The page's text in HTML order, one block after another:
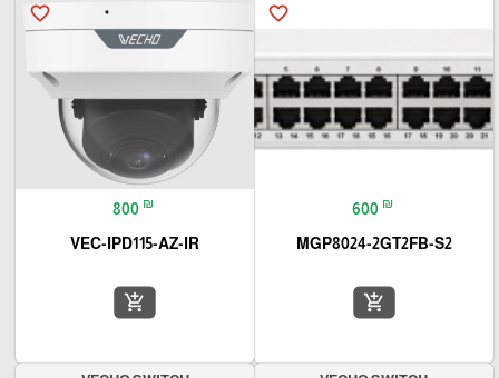
favorite_border
600 ₪
MGP8024-2GT2FB-S2
add_shopping_cart
favorite_border
800 ₪
VEC-IPD115-AZ-IR
add_shopping_cart